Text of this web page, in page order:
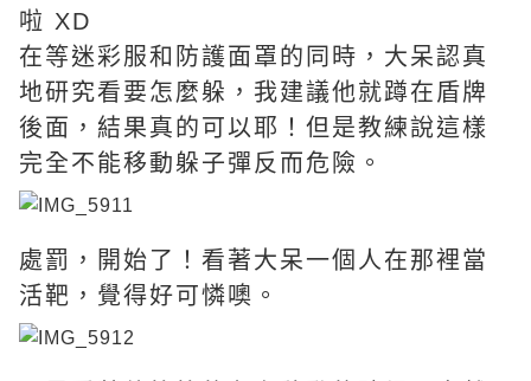
啦 XD
在等迷彩服和防護面罩的同時，大呆認真
地研究看要怎麼躲，我建議他就蹲在盾牌
後面，結果真的可以耶！但是教練說這樣
完全不能移動躲子彈反而危險。
處罰，開始了！看著大呆一個人在那裡當
活靶，覺得好可憐噢。